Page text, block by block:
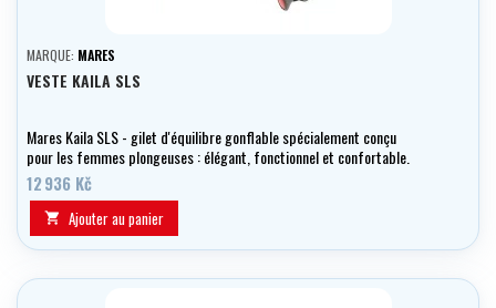
MARQUE: MARES
VESTE KAILA SLS
Mares Kaila SLS - gilet d'équilibre gonflable spécialement conçu
pour les femmes plongeuses : élégant, fonctionnel et confortable.
12 936 Kč
 Ajouter au panier